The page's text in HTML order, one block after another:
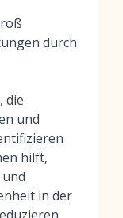
durch
die
und
hilft,
in der